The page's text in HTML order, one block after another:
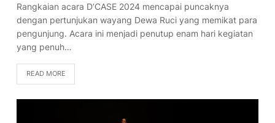
Rangkaian acara D’CASE 2024 mencapai puncaknya
dengan pertunjukan wayang Dewa Ruci yang memikat para
pengunjung. Acara ini menjadi penutup enam hari kegiatan
yang penuh…
READ MORE